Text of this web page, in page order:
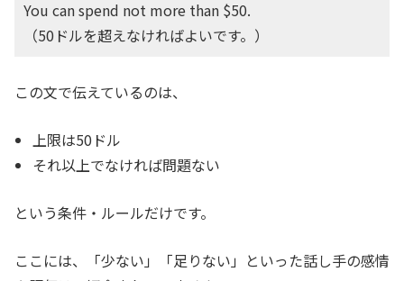
You can spend not more than $50.
（50ドルを超えなければよいです。）
この文で伝えているのは、
上限は50ドル
それ以上でなければ問題ない
という条件・ルールだけです。
ここには、「少ない」「足りない」といった話し手の感情